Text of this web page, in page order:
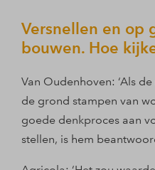
Versnellen en op
bouwen. Hoe
Van Oudenhoven: ‘Als
de grond stampen van
goede denkproces aan
stellen, is hem